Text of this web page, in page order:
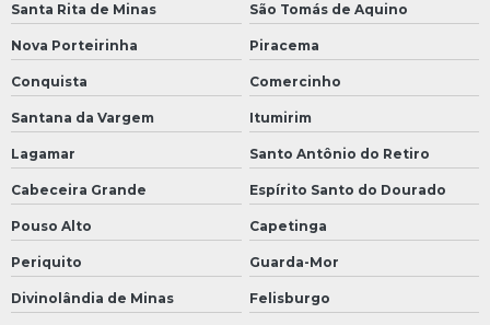
Santa Rita de Minas São Tomás de Aquino
Nova Porteirinha Piracema
Conquista Comercinho
Santana da Vargem Itumirim
Lagamar Santo Antônio do Retiro
Cabeceira Grande Espírito Santo do Dourado
Pouso Alto Capetinga
Periquito Guarda-Mor
Divinolândia de Minas Felisburgo